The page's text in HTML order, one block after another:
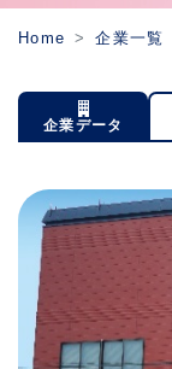
Home 企業一覧
企業データ